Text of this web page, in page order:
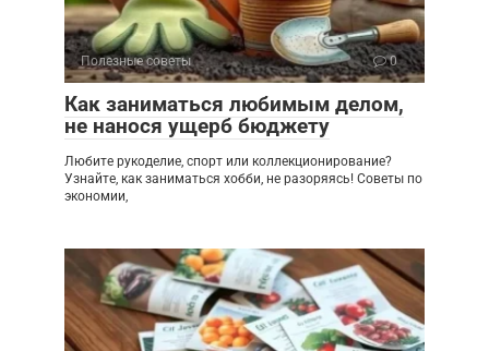
Полезные советы 0
Как заниматься любимым делом,
не нанося ущерб бюджету
Любите рукоделие, спорт или коллекционирование?
Узнайте, как заниматься хобби, не разоряясь! Советы по
экономии,